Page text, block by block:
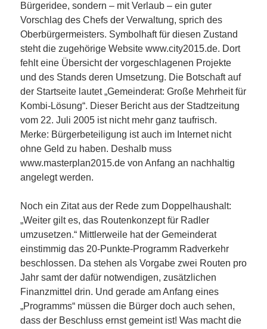
Bürgeridee, sondern – mit Verlaub – ein guter
Vorschlag des Chefs der Verwaltung, sprich des
Oberbürgermeisters. Symbolhaft für diesen Zustand
steht die zugehörige Website www.city2015.de. Dort
fehlt eine Übersicht der vorgeschlagenen Projekte
und des Stands deren Umsetzung. Die Botschaft auf
der Startseite lautet „Gemeinderat: Große Mehrheit für
Kombi-Lösung“. Dieser Bericht aus der Stadtzeitung
vom 22. Juli 2005 ist nicht mehr ganz taufrisch.
Merke: Bürgerbeteiligung ist auch im Internet nicht
ohne Geld zu haben. Deshalb muss
www.masterplan2015.de von Anfang an nachhaltig
angelegt werden.
Noch ein Zitat aus der Rede zum Doppelhaushalt:
„Weiter gilt es, das Routenkonzept für Radler
umzusetzen.“ Mittlerweile hat der Gemeinderat
einstimmig das 20-Punkte-Programm Radverkehr
beschlossen. Da stehen als Vorgabe zwei Routen pro
Jahr samt der dafür notwendigen, zusätzlichen
Finanzmittel drin. Und gerade am Anfang eines
„Programms“ müssen die Bürger doch auch sehen,
dass der Beschluss ernst gemeint ist! Was macht die